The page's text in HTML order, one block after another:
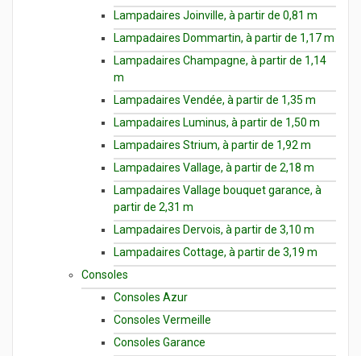
Lampadaires Joinville, à partir de 0,81 m
Lampadaires Dommartin, à partir de 1,17 m
Lampadaires Champagne, à partir de 1,14
m
Lampadaires Vendée, à partir de 1,35 m
Lampadaires Luminus, à partir de 1,50 m
Lampadaires Strium, à partir de 1,92 m
Lampadaires Vallage, à partir de 2,18 m
Lampadaires Vallage bouquet garance, à
partir de 2,31 m
Lampadaires Dervois, à partir de 3,10 m
Lampadaires Cottage, à partir de 3,19 m
Consoles
Consoles Azur
Consoles Vermeille
Consoles Garance